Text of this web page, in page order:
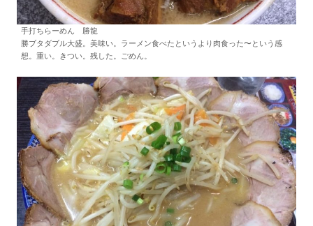
手打ちらーめん 勝龍
勝ブタダブル大盛。美味い。ラーメン食べたというより肉食った〜という感
想。重い。きつい。残した。ごめん。